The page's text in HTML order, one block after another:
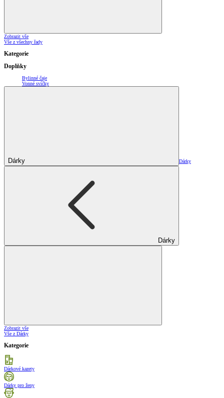
Zobrazit vše
Vše z všechny řady
Kategorie
Doplňky
Bylinné čaje
Vonné svíčky
Dárky Dárky
Dárky
Zobrazit vše
Vše z Dárky
Kategorie
Dárkové kazety
Dárky pro ženy